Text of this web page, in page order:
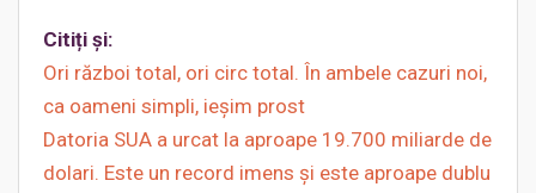
Citiți și:
Ori război total, ori circ total. În ambele cazuri noi,
ca oameni simpli, ieşim prost
Datoria SUA a urcat la aproape 19.700 miliarde de
dolari. Este un record imens şi este aproape dublu